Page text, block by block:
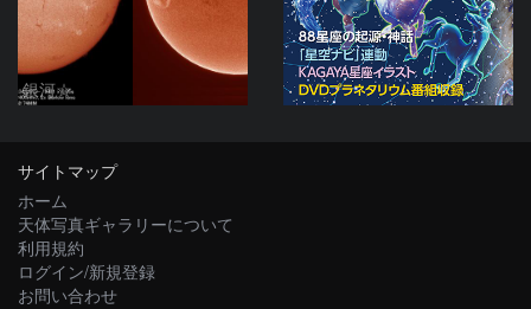
銀河☆
サイトマップ
ホーム
天体写真ギャラリーについて
利用規約
ログイン/新規登録
お問い合わせ